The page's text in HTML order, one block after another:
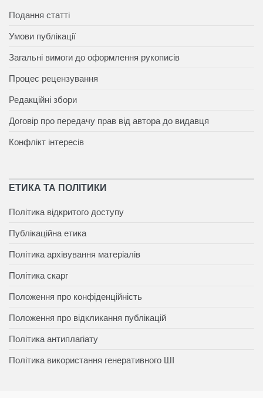
Подання статті
Умови публікації
Загальні вимоги до оформлення рукописів
Процес рецензування
Редакційні збори
Договір про передачу прав від автора до видавця
Конфлікт інтересів
ЕТИКА ТА ПОЛІТИКИ
Політика відкритого доступу
Публікаційна етика
Політика архівування матеріалів
Політика скарг
Положення про конфіденційність
Положення про відкликання публікацій
Політика антиплагіату
Політика використання генеративного ШІ